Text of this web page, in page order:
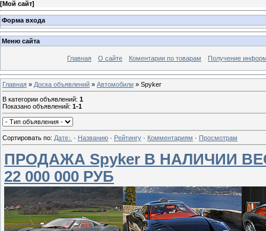
[Мой сайт]
Форма входа
Меню сайта
Главная О сайте Коментарии по товарам Получение
Главная » Доска объявлений » Автомобили » Spyker
В категории объявлений: 1
Показано объявлений: 1-1
Сортировать по: Дате · Названию · Рейтингу · Комментариям · Просмотрам
ПРОДАЖА Spyker В НАЛИЧИИ
22 000 000 РУБ